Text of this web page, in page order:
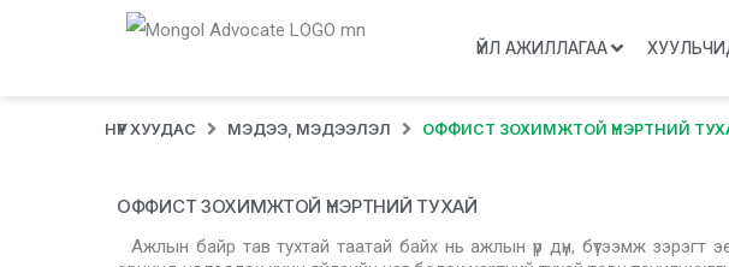
ҮЙЛ АЖИЛЛАГАА
НҮҮР ХУУДАС МЭДЭЭ, МЭДЭЭЛЭЛ ОФФИСТ ЗОХИМЖТОЙ ҮНЭРТНИЙ
ОФФИСТ ЗОХИМЖТОЙ ҮНЭРТНИЙ ТУХАЙ
Ажлын байр тав тухтай таатай байх нь ажлын үр дүн, бүтээмж зэрэгт